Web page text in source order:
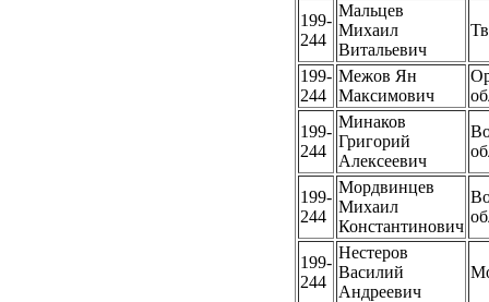
199-
244
Мальцев
Михаил
Витальевич
199-
244
Межов Ян
Максимович
199-
244
Минаков
Григорий
Алексеевич
199-
244
Мордвинцев
Михаил
Константинович
199-
244
Нестеров
Василий
Андреевич